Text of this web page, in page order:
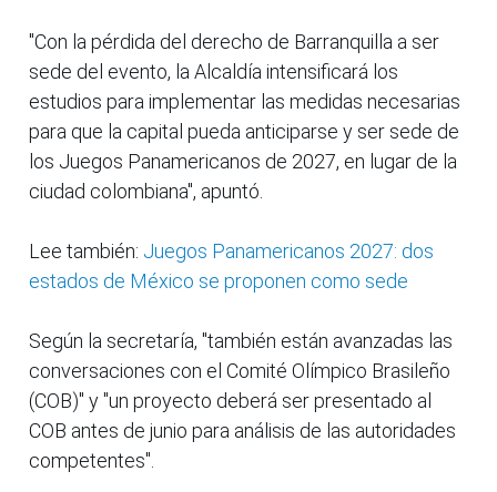
"Con la pérdida del derecho de Barranquilla a ser
sede del evento, la Alcaldía intensificará los
estudios para implementar las medidas necesarias
para que la capital pueda anticiparse y ser sede de
los Juegos Panamericanos de 2027, en lugar de la
ciudad colombiana", apuntó.
Lee también: Juegos Panamericanos 2027: dos
estados de México se proponen como sede
Según la secretaría, "también están avanzadas las
conversaciones con el Comité Olímpico Brasileño
(COB)" y "un proyecto deberá ser presentado al
COB antes de junio para análisis de las autoridades
competentes".